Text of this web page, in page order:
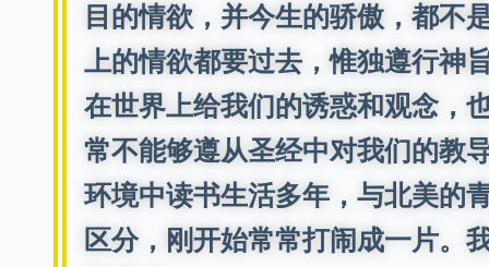
目的情欲，并今生的骄傲，都不
上的情欲都要过去，惟独遵行神
在世界上给我们的诱惑和观念，
常不能够遵从圣经中对我们的教
环境中读书生活多年，与北美的
区分，刚开始常常打闹成一片。